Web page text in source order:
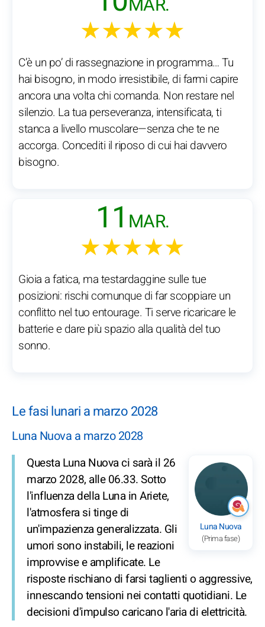
MAR.
★★★★★
C’è un po’ di rassegnazione in programma… Tu
hai bisogno, in modo irresistibile, di farmi capire
ancora una volta chi comanda. Non restare nel
silenzio. La tua perseveranza, intensificata, ti
stanca a livello muscolare—senza che te ne
accorga. Concediti il riposo di cui hai davvero
bisogno.
11 MAR.
★★★★★
Gioia a fatica, ma testardaggine sulle tue
posizioni: rischi comunque di far scoppiare un
conflitto nel tuo entourage. Ti serve ricaricare le
batterie e dare più spazio alla qualità del tuo
sonno.
Le fasi lunari a marzo 2028
Luna Nuova a marzo 2028
Luna Nuova
(Prima fase)
Questa Luna Nuova ci sarà il 26
marzo 2028, alle 06.33. Sotto
l'influenza della Luna in Ariete,
l'atmosfera si tinge di
un'impazienza generalizzata. Gli
umori sono instabili, le reazioni
improvvise e amplificate. Le
risposte rischiano di farsi taglienti o aggressive,
innescando tensioni nei contatti quotidiani. Le
decisioni d'impulso caricano l'aria di elettricità.